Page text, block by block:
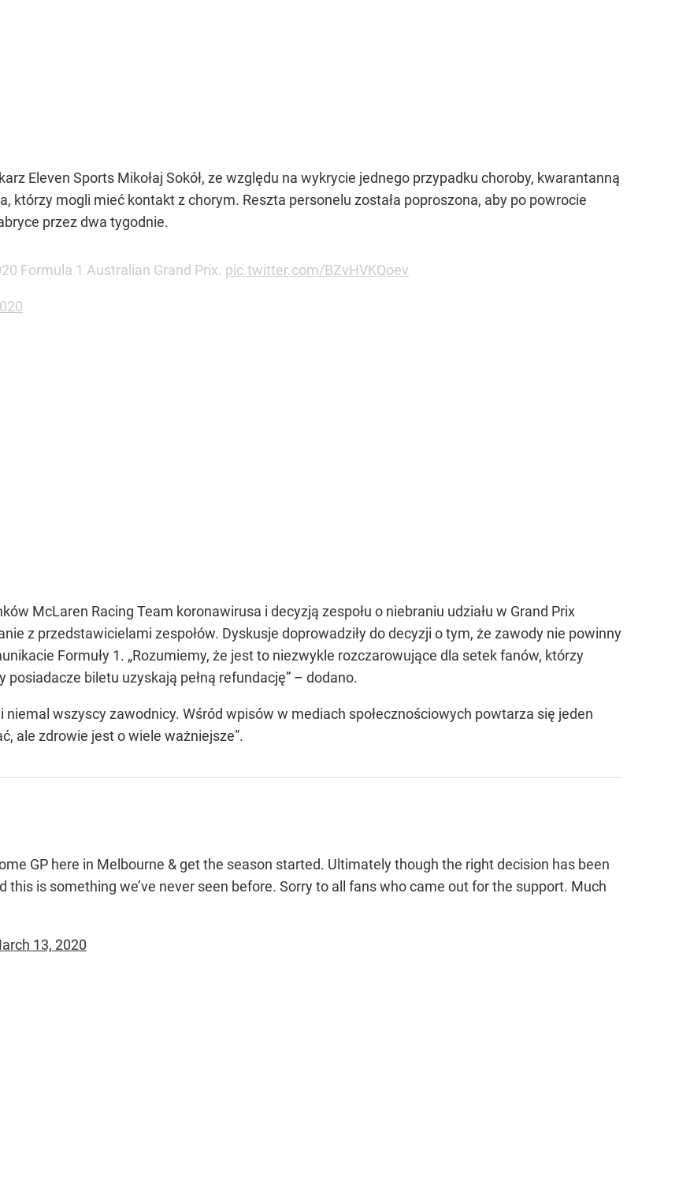
Eleven Sports Mikołaj Sokół, ze względu na wykrycie jednego przypadku choroby, kwarantanną
którzy mogli mieć kontakt z chorym. Reszta personelu została poproszona, aby po powrocie
przez dwa tygodnie.
Formula 1 Australian Grand Prix. pic.twitter.com/BZvHVKQoev
McLaren Racing Team koronawirusa i decyzją zespołu o niebraniu udziału w Grand Prix
z przedstawicielami zespołów. Dyskusje doprowadziły do decyzji o tym, że zawody nie powinny
Formuły 1. „Rozumiemy, że jest to niezwykle rozczarowujące dla setek fanów, którzy
posiadacze biletu uzyskają pełną refundację” – dodano.
niemal wszyscy zawodnicy. Wśród wpisów w mediach społecznościowych powtarza się jeden
ale zdrowie jest o wiele ważniejsze”.
GP here in Melbourne & get the season started. Ultimately though the right decision has been
this is something we’ve never seen before. Sorry to all fans who came out for the support. Much
13, 2020